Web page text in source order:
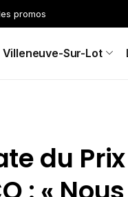
promos
Villeneuve-Sur-Lot
du Prix